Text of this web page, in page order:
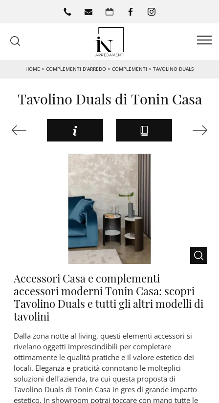
HOME > COMPLEMENTI D’ARREDO > COMPLEMENTI > TAVOLINO DUALS
Tavolino Duals di Tonin Casa
Accessori Casa e complementi
accessori moderni Tonin Casa: scopri
Tavolino Duals e tutti gli altri modelli di
tavolini
Dalla zona notte al living, questi elementi accessori si
rivelano oggetti imprescindibili per completare
ottimamente le qualità pratiche e il valore estetico dei
locali. Eleganza e praticità connotano le molteplici
soluzioni dell'azienda, tra cui questa proposta di
Tavolino Duals di Tonin Casa in gres di grande impatto
estetico. In showroom potrai toccare con mano tutte le